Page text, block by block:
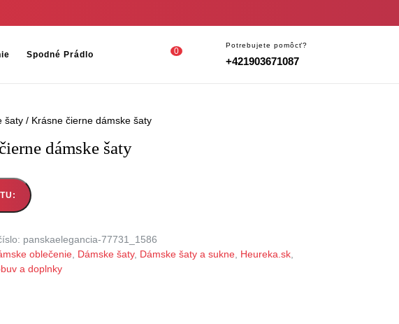
Spodné Prádlo
Loginshopping
0
Potrebujete pomôcť?
+421903671087
šaty / Krásne čierne dámske šaty
dámske šaty
panskaelegancia-77731_1586
oblečenie, Dámske šaty, Dámske šaty a sukne, Heureka.sk,
a doplnky